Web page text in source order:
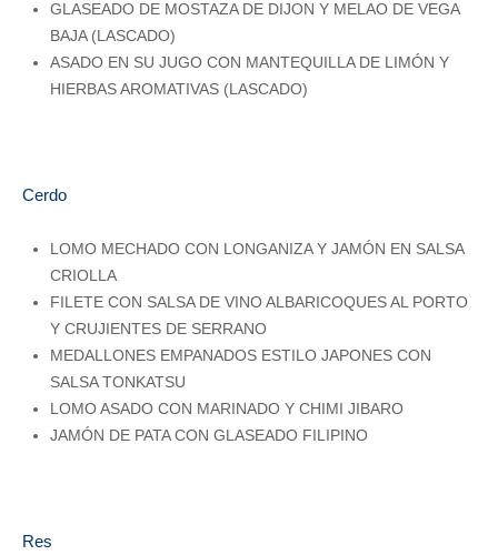
GLASEADO DE MOSTAZA DE DIJON Y MELAO DE VEGA
BAJA (LASCADO)
ASADO EN SU JUGO CON MANTEQUILLA DE LIMÓN Y
HIERBAS AROMATIVAS (LASCADO)
Cerdo
LOMO MECHADO CON LONGANIZA Y JAMÓN EN SALSA
CRIOLLA
FILETE CON SALSA DE VINO ALBARICOQUES AL PORTO
Y CRUJIENTES DE SERRANO
MEDALLONES EMPANADOS ESTILO JAPONES CON
SALSA TONKATSU
LOMO ASADO CON MARINADO Y CHIMI JIBARO
JAMÓN DE PATA CON GLASEADO FILIPINO
Res